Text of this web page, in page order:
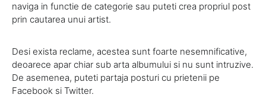
naviga in functie de categorie sau puteti crea propriul post
prin cautarea unui artist.
Desi exista reclame, acestea sunt foarte nesemnificative,
deoarece apar chiar sub arta albumului si nu sunt intruzive.
De asemenea, puteti partaja posturi cu prietenii pe
Facebook si Twitter.